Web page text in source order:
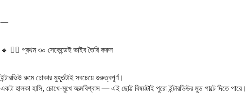
—
🔹 ১️⃣ প্রথম ৩০ সেকেন্ডেই ভাইব তৈরি করুন
ইন্টারভিউ রুমে ঢোকার মুহূর্তটাই সবচেয়ে গুরুত্বপূর্ণ।
একটা হালকা হাসি, চোখে-মুখে আত্মবিশ্বাস — এই ছোট্ট বিষয়টাই পুরো ইন্টারভিউর মুড পাল্টে দিতে পারে।